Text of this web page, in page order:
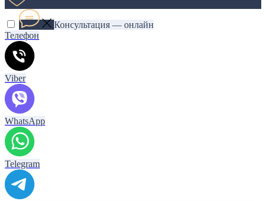
Консультация — онлайн
Телефон
Viber
WhatsApp
Telegram